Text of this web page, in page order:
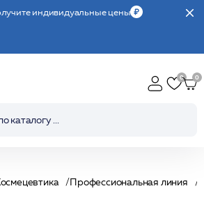
индивидуальные цены
Профессиональная линия